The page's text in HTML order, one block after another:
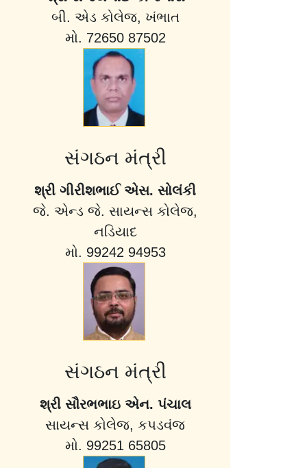
બી. એડ કોલેજ, ખંભાત
મો. 72650 87502
સંગઠન મંત્રી
શ્રી ગીરીશભાઈ એસ. સોલંકી
જે. એન્ડ જે. સાયન્સ કોલેજ,
નડિયાદ
મો. 99242 94953
સંગઠન મંત્રી
શ્રી સૌરભભાઇ એન. પંચાલ
સાયન્સ કોલેજ, કપડવંજ
મો. 99251 65805